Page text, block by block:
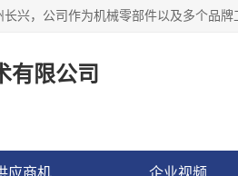
有限公司
应商机 企业视频